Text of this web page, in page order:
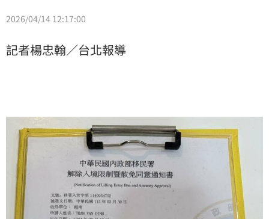
2026/04/14 12:17:00
記者楊忠翰／台北報導